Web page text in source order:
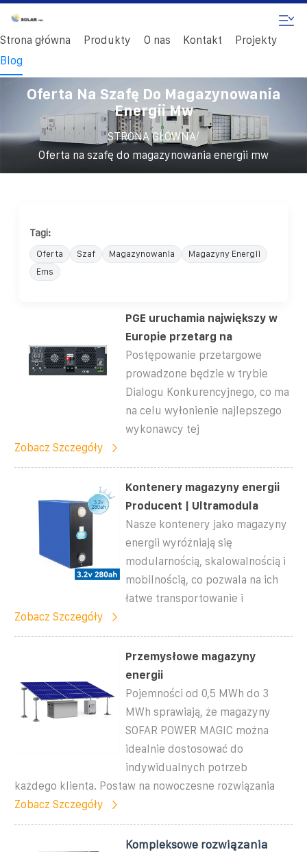
Strona główna Produkty O nas Kontakt
Projekty
Blog
Oferta Na Szafę Do Magazynowania
Energii Mw
STRONA GŁÓWNA/
Oferta na szafę do magazynowania energii mw
Tagi:
Oferta Szaf Magazynowania
Magazyny Energii
Ems
PGE uruchamia największy w
Europie przetarg na
Postępowanie przetargowe
prowadzone będzie w trybie
Dialogu Konkurencyjnego, co ma
na celu wyłonienie najlepszego
wykonawcy tej
Zobacz Szczegóły
Kontenery magazyny energii
Producent | Ultramodula
Nasze kontenery jako magazyny
energii wyróżniają się
modularnością, skalowalnością i
mobilnością, co pozwala na ich
łatwe transportowanie i
Zobacz Szczegóły
Przemysłowe magazyny
energii
Pojemności od 0,5 MWh do 3
MWh sprawiają, że magazyny
SOFAR POWER MAGIC można
idealnie dostosować do
indywidualnych potrzeb
każdego klienta. Postaw na nowoczesne rozwiązania
Zobacz Szczegóły
Kompleksowe rozwiązania